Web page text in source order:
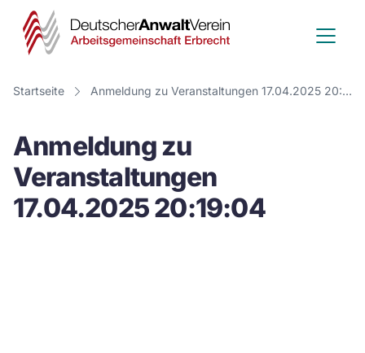
Deutscher
Anwalt
Verein
Startseite Anmeldung zu Veranstaltungen 17.04.2025 20:19:04
Anmeldung zu
Veranstaltungen
17.04.2025 20:19:04